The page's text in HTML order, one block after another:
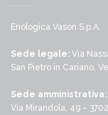
Enologica Vason S.p.A.
Sede legale: Via
San Pietro in Cariano,
Sede amministrativa:
Via Mirandola, 49 –